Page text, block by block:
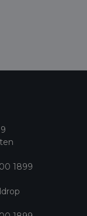
1899